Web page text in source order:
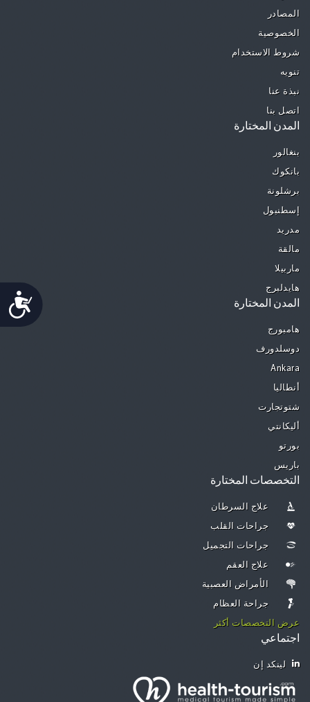
Accessibility
المصادر
الخصوصية
شروط الاستخدام
تنويه
نبذة عنا
اتصل بنا
المدن المختارة
بنغالور
بانكوك
برشلونة
إسطنبول
مدريد
مالقة
ماربيلا
هايدلبرج
المدن المختارة
هامبورج
دوسلدورف
Ankara
أنطاليا
شتوتجارت
أليكانتي
بورتو
باريس
التخصصات المختارة
علاج السرطان
جراحات القلب
جراحات التجميل
علاج العقم
الأمراض العصبية
جراحة العظام
عرض التخصصات أكثر
اجتماعي
لينكد إن